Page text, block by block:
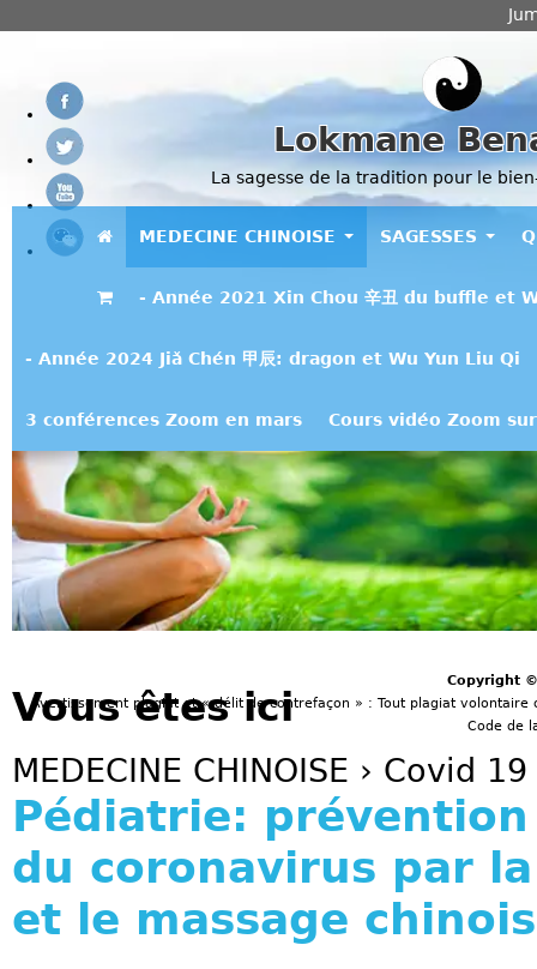
Lokmane
La sagesse de la tradition pour le
MEDECINE CHINOISE SAGESSES
- Année 2021 Xin Chou 辛丑 du buffle et
- Année 2024 Jiǎ Chén 甲辰: dragon et Wu Yun Liu Qi
3 conférences Zoom en mars Cours vidéo Zoom
Vous êtes ici
MEDECINE CHINOISE › Covid 19
Pédiatrie:
du coronavirus par
et le massage
Copyright
Avertissement plagiat et « délit de contrefaçon » : Tout plagiat
Code de